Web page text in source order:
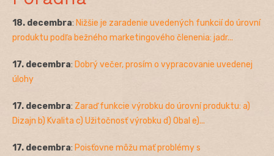
18. decembra: Nižšie je zaradenie uvedených funkcií do úrovní
produktu podľa bežného marketingového členenia: jadr...
17. decembra: Dobrý večer, prosím o vypracovanie uvedenej
úlohy
17. decembra: Zaraď funkcie výrobku do úrovní produktu: a)
Dizajn b) Kvalita c) Užitočnosť výrobku d) Obal e)...
17. decembra: Poisťovne môžu mať problémy s